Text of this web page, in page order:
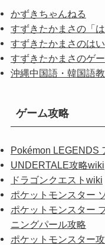
かずきちゃんねる
すずきたかまさの「は
すずきたかまさのは
すずきたかまさのゲ
沖縄中国語・韓国語
ゲーム攻略
Pokémon LEGENDS
UNDERTALE攻略wiki
ドラゴンクエストwiki
ポケットモンスター
ポケットモンスター
ニングパール攻略
ポケットモンスター